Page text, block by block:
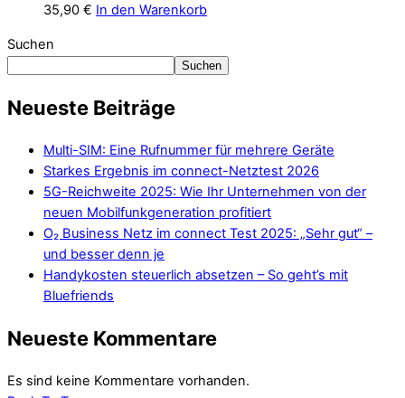
35,90 € In den Warenkorb
Suchen
Suchen
Neueste Beiträge
Multi-SIM: Eine Rufnummer für mehrere Geräte
Starkes Ergebnis im connect-Netztest 2026
5G-Reichweite 2025: Wie Ihr Unternehmen von der
neuen Mobilfunkgeneration profitiert
O₂ Business Netz im connect Test 2025: „Sehr gut“ –
und besser denn je
Handykosten steuerlich absetzen – So geht’s mit
Bluefriends
Neueste Kommentare
Es sind keine Kommentare vorhanden.